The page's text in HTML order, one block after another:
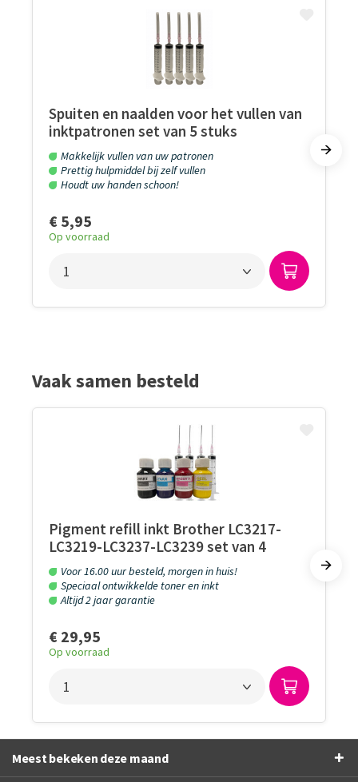
Spuiten en naalden voor het vullen van
inktpatronen set van 5 stuks
Makkelijk vullen van uw patronen
Prettig hulpmiddel bij zelf vullen
Houdt uw handen schoon!
€ 5,95
Op voorraad
Vaak samen besteld
Pigment refill inkt Brother LC3217-
LC3219-LC3237-LC3239 set van 4
kleuren
Voor 16.00 uur besteld, morgen in huis!
Speciaal ontwikkelde toner en inkt
Altijd 2 jaar garantie
€ 29,95
Op voorraad
Meest bekeken deze maand